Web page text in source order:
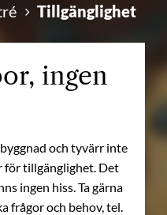
Tillgänglighet
ingen
och tyvärr inte
för tillgänglighet. Det
ingen hiss. Ta gärna
frågor och behov, tel.